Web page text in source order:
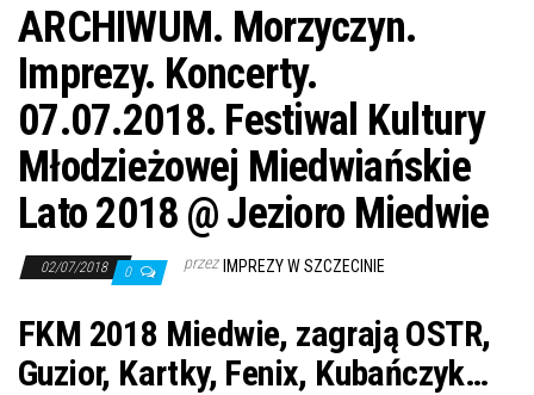
ARCHIWUM. Morzyczyn.
Imprezy. Koncerty.
07.07.2018. Festiwal Kultury
Młodzieżowej Miedwiańskie
Lato 2018 @ Jezioro Miedwie
02/07/2018 0 przez IMPREZY W SZCZECINIE
FKM 2018 Miedwie, zagrają OSTR,
Guzior, Kartky, Fenix, Kubańczyk…